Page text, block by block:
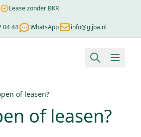
Lease zonder BKR
04 44 WhatsApp info@gijba.nl
of leasen?
of leasen?